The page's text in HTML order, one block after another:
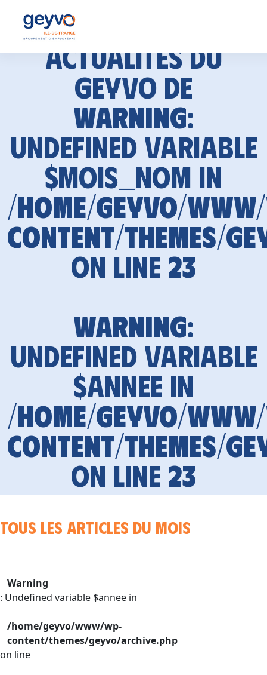
Actualités du
GEYVO de
Warning:
Undefined variable
$mois_nom in
/home/geyvo/
content/themes/
on line 23
Warning:
Undefined variable
$annee in
/home/geyvo/
content/themes/
on line 23
Tous les articles du mois
Warning
: Undefined variable $annee in
/home/geyvo/www/wp-
content/themes/geyvo/archive.php
on line